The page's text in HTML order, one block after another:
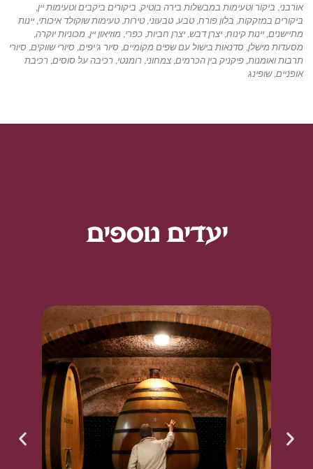
אורבני, ביקור וטעימות במבשלות בירה בוטיק, ביקורים ביקבים וטעימות יין,
ביקורים במזקקות, בלון פורח, טבע, טבעוני, טירות, טעימות שוקולד איכותי, יינות
מתיישנים, יינות קינוח, יצרן דבש, יצרן חביות, כפרי, מוזיאון יין, מכוניות יוקרה,
מסעדות מישלן, סדנאות בישול עם שפים מקומיים, סיור ג'יפים, סיורי שווקים, סיורי
תרבות ואומנות, פיקניק בין הכרמים, צמחוני, רומנטי, רכיבה על סוסים, רכיבת
אופניים,שופינג
יעדים נוספים